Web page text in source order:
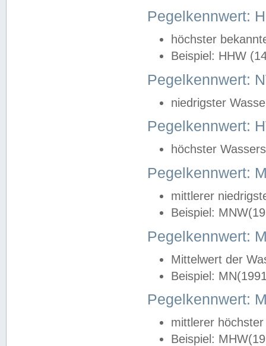
Pegelkennwert:
höchster
Beispiel: HHW
Pegelkennwert:
niedrigster
Pegelkennwert:
höchster
Pegelkennwert:
mittlerer
Beispiel:
Pegelkennwert:
Mittelwert der
Beispiel:
Pegelkennwert:
mittlerer
Beispiel: